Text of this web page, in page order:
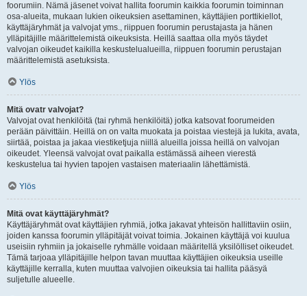
foorumiin. Nämä jäsenet voivat hallita foorumin kaikkia foorumin toiminnan
osa-alueita, mukaan lukien oikeuksien asettaminen, käyttäjien porttikiellot,
käyttäjäryhmät ja valvojat yms., riippuen foorumin perustajasta ja hänen
ylläpitäjille määrittelemistä oikeuksista. Heillä saattaa olla myös täydet
valvojan oikeudet kaikilla keskustelualueilla, riippuen foorumin perustajan
määrittelemistä asetuksista.
Ylös
Mitä ovatr valvojat?
Valvojat ovat henkilöitä (tai ryhmä henkilöitä) jotka katsovat foorumeiden
perään päivittäin. Heillä on on valta muokata ja poistaa viestejä ja lukita, avata,
siirtää, poistaa ja jakaa viestiketjuja niillä alueilla joissa heillä on valvojan
oikeudet. Yleensä valvojat ovat paikalla estämässä aiheen vierestä
keskustelua tai hyvien tapojen vastaisen materiaalin lähettämistä.
Ylös
Mitä ovat käyttäjäryhmät?
Käyttäjäryhmät ovat käyttäjien ryhmiä, jotka jakavat yhteisön hallittaviin osiin,
joiden kanssa foorumin ylläpitäjät voivat toimia. Jokainen käyttäjä voi kuulua
useisiin ryhmiin ja jokaiselle ryhmälle voidaan määritellä yksilölliset oikeudet.
Tämä tarjoaa ylläpitäjille helpon tavan muuttaa käyttäjien oikeuksia useille
käyttäjille kerralla, kuten muuttaa valvojien oikeuksia tai hallita pääsyä
suljetulle alueelle.